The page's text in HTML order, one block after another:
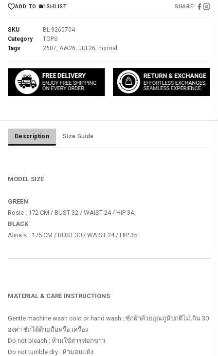
ADD TO WISHLIST SHARE:
SKU
BL-9260704
Category
TOPS
Tags
2607, AW26, JUL26, normal
Description Size Guide
MODEL SIZE
GREEN
BLACK
Alina K : 175 CM / BUST 30 / WAIST 24 / HIP 35.
MATERIAL & CARE INSTRUCTIONS
Gentle machine wash cold or hand wash : ซักผ้าด้วยอุณภูมิปกติไม่เกิน 30
องศา ซักได้ด้วยมือหรือ เครื่อง
Do not bleach : ห้ามใช้สารฟอกขาว
Do not tumble dry : ห้ามอบแห้ง